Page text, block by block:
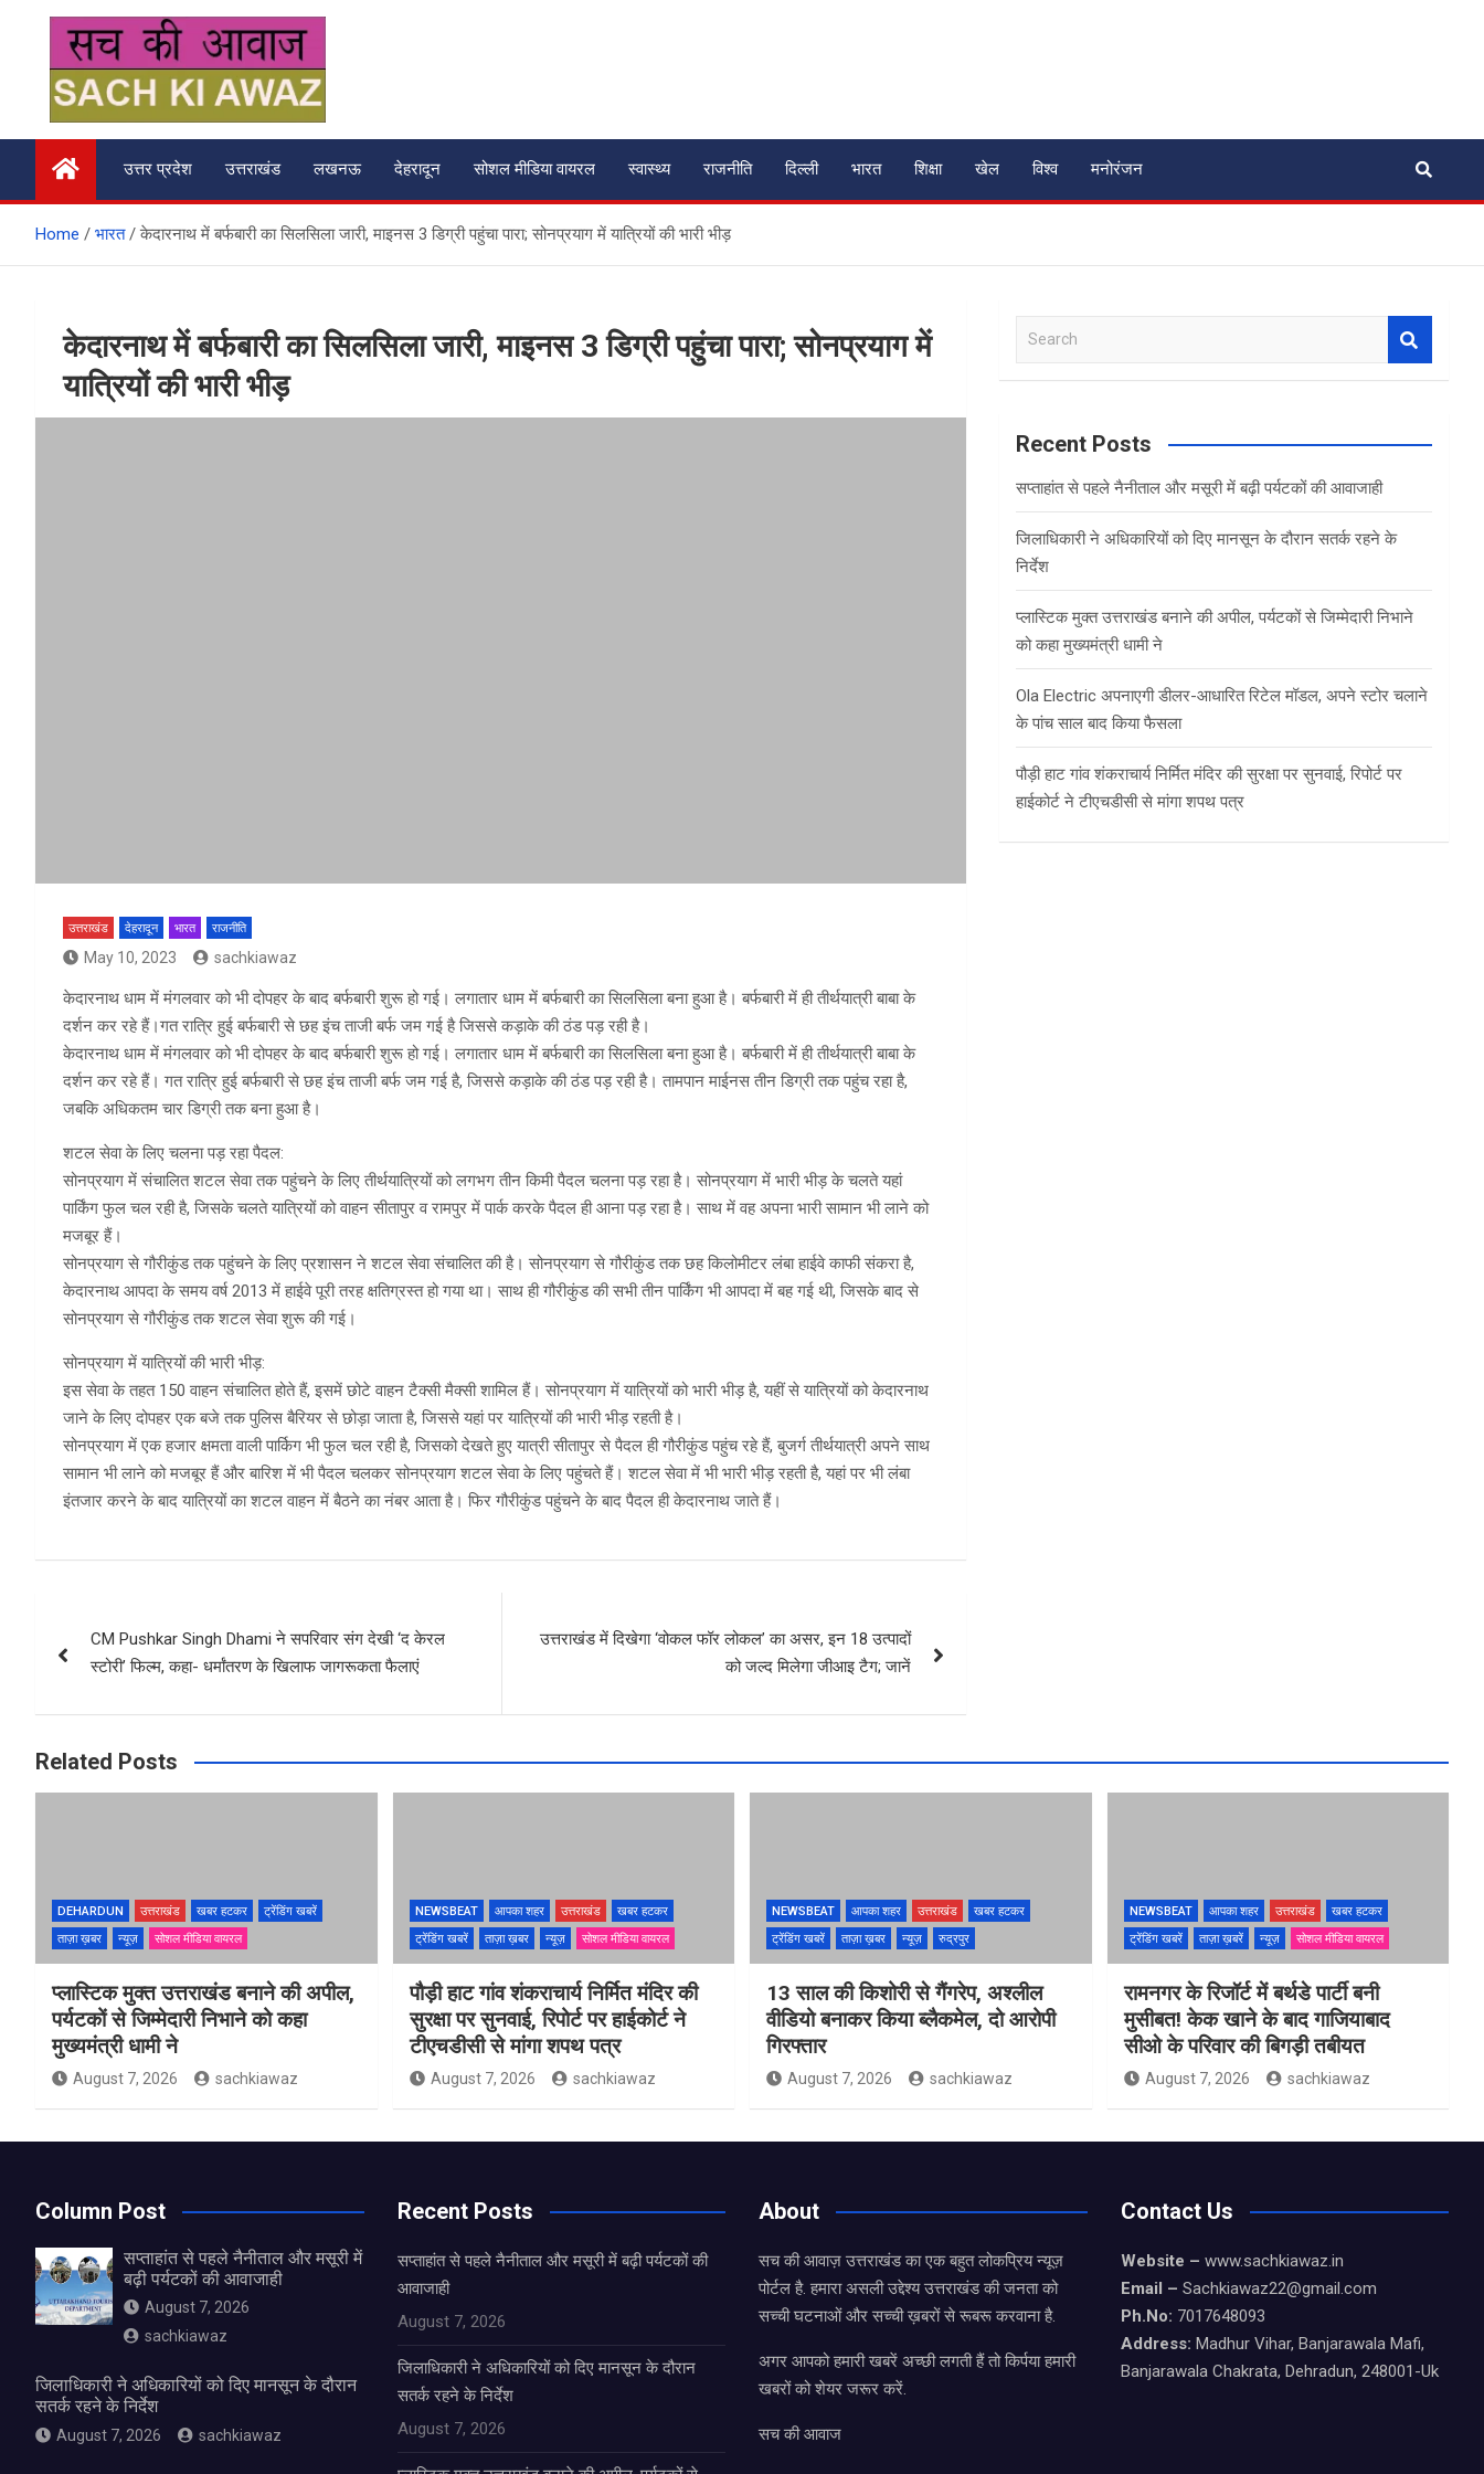
content
सच की आवाज
उत्तर प्रदेश उत्तराखंड लखनऊ देहरादून सोशल मीडिया वायरल स्वास्थ्य राजनीति दिल्ली भारत शिक्षा खेल विश्व मनोरंजन
Home भारत केदारनाथ में बर्फबारी का सिलसिला जारी, माइनस 3 डिग्री पहुंचा पारा; सोनप्रयाग में यात्रियों की भारी भीड़
केदारनाथ में बर्फबारी का सिलसिला जारी, माइनस 3 डिग्री पहुंचा पारा; सोनप्रयाग में
यात्रियों की भारी भीड़
उत्तराखंड देहरादून भारत राजनीति
May 10, 2023 sachkiawaz
केदारनाथ धाम में मंगलवार को भी दोपहर के बाद बर्फबारी शुरू हो गई। लगातार धाम में बर्फबारी का सिलसिला बना हुआ है। बर्फबारी में ही तीर्थयात्री बाबा के
दर्शन कर रहे हैं।गत रात्रि हुई बर्फबारी से छह इंच ताजी बर्फ जम गई है जिससे कड़ाके की ठंड पड़ रही है।
केदारनाथ धाम में मंगलवार को भी दोपहर के बाद बर्फबारी शुरू हो गई। लगातार धाम में बर्फबारी का सिलसिला बना हुआ है। बर्फबारी में ही तीर्थयात्री बाबा के
दर्शन कर रहे हैं। गत रात्रि हुई बर्फबारी से छह इंच ताजी बर्फ जम गई है, जिससे कड़ाके की ठंड पड़ रही है। तामपान माईनस तीन डिग्री तक पहुंच रहा है,
जबकि अधिकतम चार डिग्री तक बना हुआ है।
शटल सेवा के लिए चलना पड़ रहा पैदल:
सोनप्रयाग में संचालित शटल सेवा तक पहुंचने के लिए तीर्थयात्रियों को लगभग तीन किमी पैदल चलना पड़ रहा है। सोनप्रयाग में भारी भीड़ के चलते यहां
पार्किंग फुल चल रही है, जिसके चलते यात्रियों को वाहन सीतापुर व रामपुर में पार्क करके पैदल ही आना पड़ रहा है। साथ में वह अपना भारी सामान भी लाने को
मजबूर हैं।
सोनप्रयाग से गौरीकुंड तक पहुंचने के लिए प्रशासन ने शटल सेवा संचालित की है। सोनप्रयाग से गौरीकुंड तक छह किलोमीटर लंबा हाईवे काफी संकरा है,
केदारनाथ आपदा के समय वर्ष 2013 में हाईवे पूरी तरह क्षतिग्रस्त हो गया था। साथ ही गौरीकुंड की सभी तीन पार्किंग भी आपदा में बह गई थी, जिसके बाद से
सोनप्रयाग से गौरीकुंड तक शटल सेवा शुरू की गई।
सोनप्रयाग में यात्रियों की भारी भीड़:
इस सेवा के तहत 150 वाहन संचालित होते हैं, इसमें छोटे वाहन टैक्सी मैक्सी शामिल हैं। सोनप्रयाग में यात्रियों को भारी भीड़ है, यहीं से यात्रियों को केदारनाथ
जाने के लिए दोपहर एक बजे तक पुलिस बैरियर से छोड़ा जाता है, जिससे यहां पर यात्रियों की भारी भीड़ रहती है।
सोनप्रयाग में एक हजार क्षमता वाली पार्किग भी फुल चल रही है, जिसको देखते हुए यात्री सीतापुर से पैदल ही गौरीकुंड पहुंच रहे हैं, बुजर्ग तीर्थयात्री अपने साथ
सामान भी लाने को मजबूर हैं और बारिश में भी पैदल चलकर सोनप्रयाग शटल सेवा के लिए पहुंचते हैं। शटल सेवा में भी भारी भीड़ रहती है, यहां पर भी लंबा
इंतजार करने के बाद यात्रियों का शटल वाहन में बैठने का नंबर आता है। फिर गौरीकुंड पहुंचने के बाद पैदल ही केदारनाथ जाते हैं।
navigation
CM Pushkar Singh Dhami ने सपरिवार संग देखी ‘द केरल
स्टोरी’ फिल्म, कहा- धर्मांतरण के खिलाफ जागरूकता फैलाएं
उत्तराखंड में दिखेगा ‘वोकल फॉर लोकल’ का असर, इन 18 उत्पादों
को जल्द मिलेगा जीआइ टैग; जानें
a
c
Recent Posts
सप्ताहांत से पहले नैनीताल और मसूरी में बढ़ी पर्यटकों की आवाजाही
जिलाधिकारी ने अधिकारियों को दिए मानसून के दौरान सतर्क रहने के
निर्देश
प्लास्टिक मुक्त उत्तराखंड बनाने की अपील, पर्यटकों से जिम्मेदारी निभाने
को कहा मुख्यमंत्री धामी ने
Ola Electric अपनाएगी डीलर-आधारित रिटेल मॉडल, अपने स्टोर चलाने
के पांच साल बाद किया फैसला
पौड़ी हाट गांव शंकराचार्य निर्मित मंदिर की सुरक्षा पर सुनवाई, रिपोर्ट पर
हाईकोर्ट ने टीएचडीसी से मांगा शपथ पत्र
Related Posts
DEHARDUN उत्तराखंड खबर हटकर
ट्रेंडिंग खबरें
ताज़ा ख़बर
न्यूज़ सोशल मीडिया वायरल
प्लास्टिक मुक्त उत्तराखंड बनाने की अपील,
पर्यटकों से जिम्मेदारी निभाने को कहा
मुख्यमंत्री धामी ने
August 7, 2026 sachkiawaz
NEWSBEAT आपका शहर उत्तराखंड
खबर हटकर
ट्रेंडिंग खबरें
ताज़ा ख़बर न्यूज़ सोशल मीडिया वायरल
पौड़ी हाट गांव शंकराचार्य निर्मित मंदिर की
सुरक्षा पर सुनवाई, रिपोर्ट पर हाईकोर्ट ने
टीएचडीसी से मांगा शपथ पत्र
August 7, 2026 sachkiawaz
NEWSBEAT आपका शहर उत्तराखंड
खबर हटकर
ट्रेंडिंग खबरें
ताज़ा ख़बर न्यूज़ रुद्रपुर
13 साल की किशोरी से गैंगरेप, अश्लील
वीडियो बनाकर किया ब्लैकमेल, दो आरोपी
गिरफ्तार
August 7, 2026 sachkiawaz
NEWSBEAT आपका शहर उत्तराखंड
खबर हटकर
ट्रेंडिंग खबरें
ताज़ा ख़बरें न्यूज़ सोशल मीडिया वायरल
रामनगर के रिजॉर्ट में बर्थडे पार्टी बनी
मुसीबत! केक खाने के बाद गाजियाबाद
सीओ के परिवार की बिगड़ी तबीयत
August 7, 2026 sachkiawaz
Column Post
सप्ताहांत से पहले नैनीताल और मसूरी में
बढ़ी पर्यटकों की आवाजाही
August 7, 2026
sachkiawaz
जिलाधिकारी ने अधिकारियों को दिए मानसून के दौरान
सतर्क रहने के निर्देश
August 7, 2026 sachkiawaz
Recent Posts
सप्ताहांत से पहले नैनीताल और मसूरी में बढ़ी पर्यटकों की
आवाजाही
August 7, 2026
जिलाधिकारी ने अधिकारियों को दिए मानसून के दौरान
सतर्क रहने के निर्देश
August 7, 2026
About
सच की आवाज़ उत्तराखंड का एक बहुत लोकप्रिय न्यूज़
पोर्टल है. हमारा असली उद्देश्य उत्तराखंड की जनता को
सच्ची घटनाओं और सच्ची ख़बरों से रूबरू करवाना है.
अगर आपको हमारी खबरें अच्छी लगती हैं तो किर्पया हमारी
खबरों को शेयर जरूर करें.
सच की आवाज
Contact Us
Website – www.sachkiawaz.in
Email – Sachkiawaz22@gmail.com
Ph.No: 7017648093
Address: Madhur Vihar, Banjarawala Mafi,
Banjarawala Chakrata, Dehradun, 248001-Uk